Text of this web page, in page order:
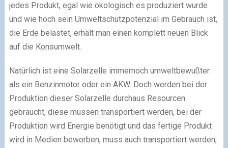
jedes Produkt, egal wie ökologisch es produziert wurde
und wie hoch sein Umweltschutzpotenzial im Gebrauch ist,
die Erde belastet, erhält man einen komplett neuen Blick
auf die Konsumwelt.
Natürlich ist eine Solarzelle immernoch umweltbewußter
als ein Benzinmotor oder ein AKW. Doch werden bei der
Produktion dieser Solarzelle durchaus Resourcen
gebraucht, diese müssen transportiert werden, bei der
Produktion wird Energie benötigt und das fertige Produkt
wird in Medien beworben, muss auch transportiert werden,